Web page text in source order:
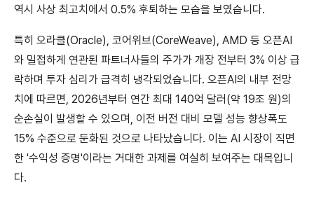
역시 사상 최고치에서 0.5% 후퇴하는 모습을 보였습니다.
특히 오라클(Oracle), 코어위브(CoreWeave), AMD 등 오픈AI
와 밀접하게 연관된 파트너사들의 주가가 개장 전부터 3% 이상 급
락하며 투자 심리가 급격히 냉각되었습니다. 오픈AI의 내부 전망
치에 따르면, 2026년부터 연간 최대 140억 달러(약 19조 원)의
순손실이 발생할 수 있으며, 이전 버전 대비 모델 성능 향상폭도
15% 수준으로 둔화된 것으로 나타났습니다. 이는 AI 시장이 직면
한 '수익성 증명'이라는 거대한 과제를 여실히 보여주는 대목입니
다.